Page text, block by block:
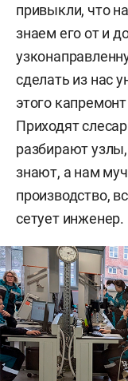
привыкли, что
знаем его от и
сделать из нас
этого
Приходят
разбирают
знают, а нам
производство,
сетует инженер.